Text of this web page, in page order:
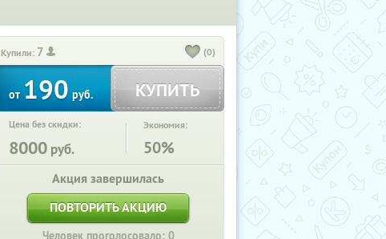
Купили: 7 (0)
от190руб. КУПИТЬ
Цена без скидки:
8000 руб.
Экономия:
50%
Акция завершилась
ПОВТОРИТЬ АКЦИЮ
Человек проголосовало: 0